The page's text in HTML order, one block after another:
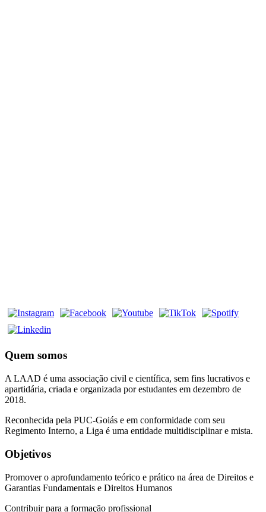
Quem somos
A LAAD é uma associação civil e científica, sem fins lucrativos e
apartidária, criada e organizada por estudantes em dezembro de
2018.
Reconhecida pela PUC-Goiás e em conformidade com seu
Regimento Interno, a Liga é uma entidade multidisciplinar e mista.
Objetivos
Promover o aprofundamento teórico e prático na área de Direitos e
Garantias Fundamentais e Direitos Humanos
Contribuir para a formação profissional